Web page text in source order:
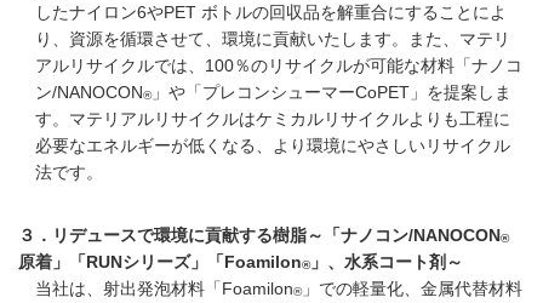
したナイロン6やPET ボトルの回収品を解重合にすることによ
り、資源を循環させて、環境に貢献いたします。また、マテリ
アルリサイクルでは、100％のリサイクルが可能な材料「ナノコ
ン/NANOCON®」や「プレコンシューマーCoPET」を提案しま
す。マテリアルリサイクルはケミカルリサイクルよりも工程に
必要なエネルギーが低くなる、より環境にやさしいリサイクル
法です。
３．リデュースで環境に貢献する樹脂～「ナノコン/NANOCON®
原着」「RUNシリーズ」「Foamilon®」、水系コート剤～
当社は、射出発泡材料「Foamilon®」での軽量化、金属代替材料